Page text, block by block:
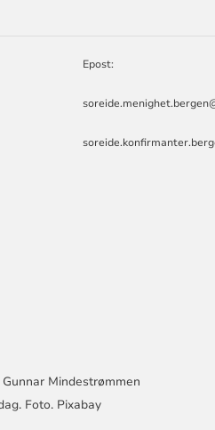
Epost:
Mindestrømmen
Foto. Pixabay